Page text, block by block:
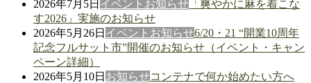
2026年7月5日 イベント お知らせ 「爽やかに麻を着こな
す2026」実施のお知らせ
2026年5月26日 イベント お知らせ6/20・21 “開業10周年
記念フルサット市”開催のお知らせ（イベント・キャン
ペーン詳細）
2026年5月10日 お知らせコンテナで何か始めたい方へ